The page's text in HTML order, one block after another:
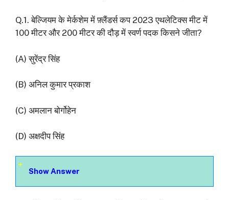
Q.1. बेल्जियम के मेर्कशेम में फ़्लैंडर्स कप 2023 एथलेटिक्स मीट में
100 मीटर और 200 मीटर की दौड़ में स्वर्ण पदक किसने जीता?
(A) सुरेंद्र सिंह
(B) अनिल कुमार प्रकाश
(C) अमलान बोर्गोहेन
(D) अक्षदीप सिंह
Show Answer